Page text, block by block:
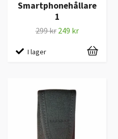
Smartphonehållare
1
299 kr 249 kr
I lager